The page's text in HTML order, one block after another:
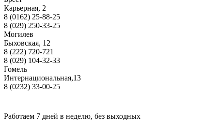
Карьерная, 2
8 (0162) 25-88-25
8 (029) 250-33-25
Могилев
Быховская, 12
8 (222) 720-721
8 (029) 104-32-33
Гомель
Интернациональная,13
8 (0232) 33-00-25
Работаем 7 дней в неделю, без выходных